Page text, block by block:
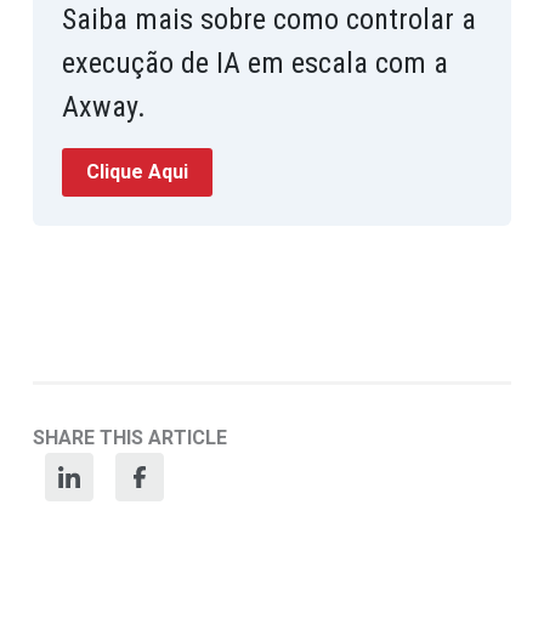
Saiba mais sobre como controlar a
execução de IA em escala com a
Axway.
Clique Aqui
SHARE THIS ARTICLE